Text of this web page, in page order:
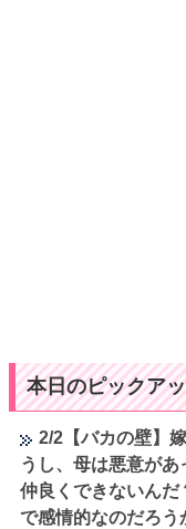
本日のピックア
2/2【バカの壁】
うし、母は悪意が
仲良くできないんだ
で感情的なのだろう